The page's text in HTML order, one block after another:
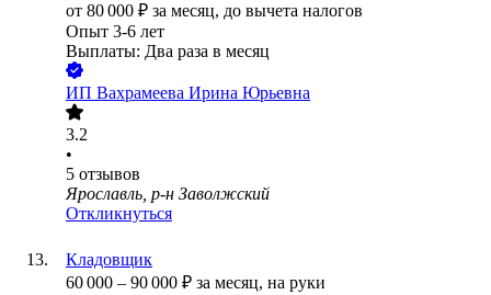
от 80 000 ₽ за месяц, до вычета налогов
Опыт 3-6 лет
Выплаты: Два раза в месяц
ИП Вахрамеева Ирина Юрьевна
3.2
•
5 отзывов
Ярославль, р-н Заволжский
Откликнуться
Кладовщик
60 000 – 90 000 ₽ за месяц, на руки